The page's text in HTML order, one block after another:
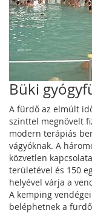
Büki
A fürdő az elmúlt
szinttel megnövelt
modern terápiás
vágyóknak. A
közvetlen
területével és 150
helyével várja a
A kemping
beléphetnek a